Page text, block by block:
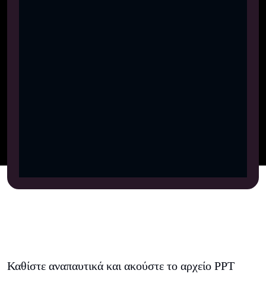
Καθίστε αναπαυτικά και ακούστε το αρχείο PPT